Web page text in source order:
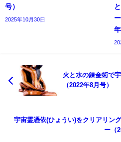
号）
2025年10月30日
火と水の錬金術で
（2022年8月号）
宇宙霊憑依(ひょうい)をクリアリン
ー（